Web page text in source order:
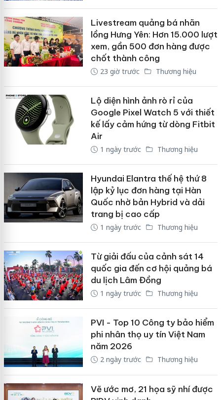
Livestream quảng bá nhãn
lồng Hưng Yên: Hơn 15.000 lượt
xem, gần 500 đơn hàng được
chốt thành công
23 giờ trước Thương hiệu
Lộ diện hình ảnh rò rỉ của
Google Pixel Watch 5 với thiết
kế lấy cảm hứng từ dòng Fitbit
Air
1 ngày trước Thương hiệu
Hyundai Elantra thế hệ thứ 8
lập kỷ lục đơn hàng tại Hàn
Quốc nhờ bản Hybrid và dải
trang bị cao cấp
1 ngày trước Thương hiệu
Từ giải đấu của cảnh sát 14
quốc gia đến cơ hội quảng bá
du lịch Lâm Đồng
1 ngày trước Thương hiệu
PVI - Top 10 Công ty bảo hiểm
phi nhân thọ uy tín Việt Nam
năm 2026
2 ngày trước Thương hiệu
Vẽ ước mơ, 21 họa sỹ nhí được